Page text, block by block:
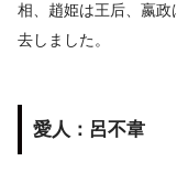
相、趙姫は王后、嬴
去しました。
愛人：呂不韋